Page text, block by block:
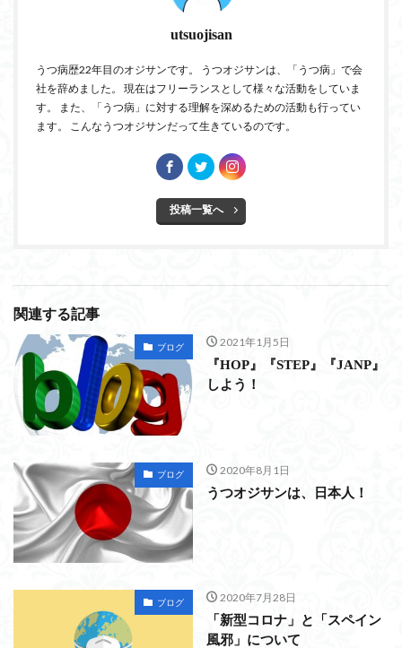
utsuojisan
うつ病歴22年目のオジサンです。 うつオジサンは、「うつ病」で会
社を辞めました。 現在はフリーランスとして様々な活動をしていま
す。 また、「うつ病」に対する理解を深めるための活動も行ってい
ます。 こんなうつオジサンだって生きているのです。
投稿一覧へ
関連する記事
ブログ 2021年1月5日
『HOP』『STEP』『JANP』
しよう！
ブログ 2020年8月1日
うつオジサンは、日本人！
ブログ 2020年7月28日
「新型コロナ」と「スペイン
風邪」について